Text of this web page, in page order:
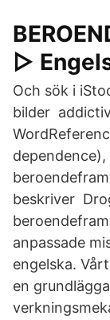
▷
Och sök i
bilder
beskriver
anpassade
engelska.
en